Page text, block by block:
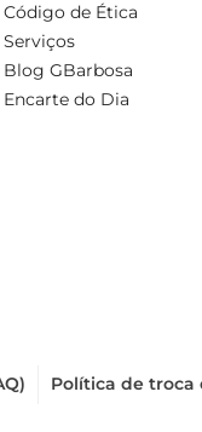
Código de Ética
Serviços
Blog GBarbosa
Encarte do Dia
Política de troca